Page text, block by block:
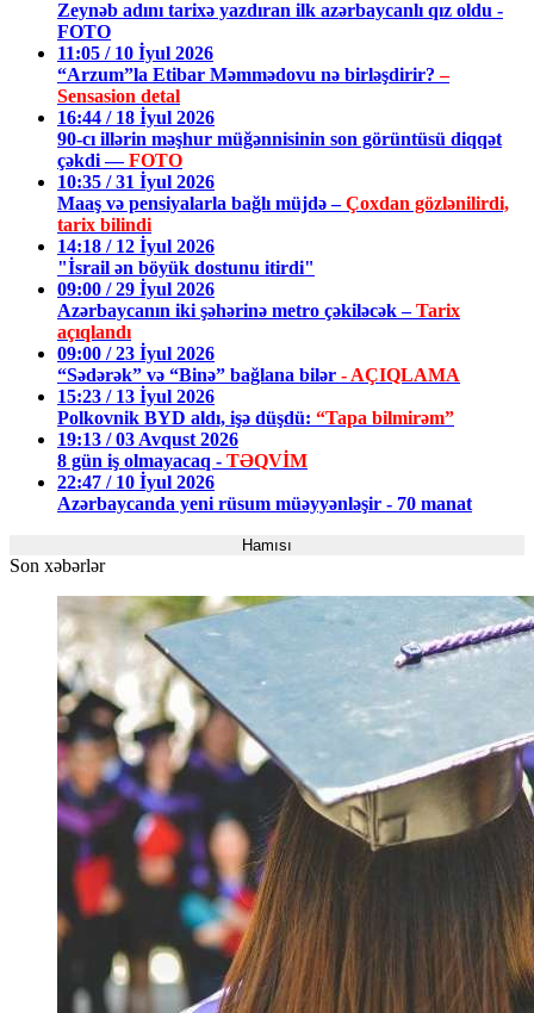
Zeynəb adını tarixə yazdıran ilk azərbaycanlı qız oldu -
FOTO
11:05 / 10 İyul 2026
“Arzum”la Etibar Məmmədovu nə birləşdirir?–
Sensasion detal
16:44 / 18 İyul 2026
90-cı illərin məşhur müğənnisinin son görüntüsü diqqət
çəkdi —FOTO
10:35 / 31 İyul 2026
Maaş və pensiyalarla bağlı müjdə –Çoxdan gözlənilirdi,
tarix bilindi
14:18 / 12 İyul 2026
"İsrail ən böyük dostunu itirdi"
09:00 / 29 İyul 2026
Azərbaycanın iki şəhərinə metro çəkiləcək –Tarix
açıqlandı
09:00 / 23 İyul 2026
“Sədərək” və “Binə” bağlana bilər - AÇIQLAMA
15:23 / 13 İyul 2026
Polkovnik BYD aldı, işə düşdü: “Tapa bilmirəm”
19:13 / 03 Avqust 2026
8 gün iş olmayacaq - TƏQVİM
22:47 / 10 İyul 2026
Azərbaycanda yeni rüsum müəyyənləşir - 70 manat
Hamısı
Son xəbərlər